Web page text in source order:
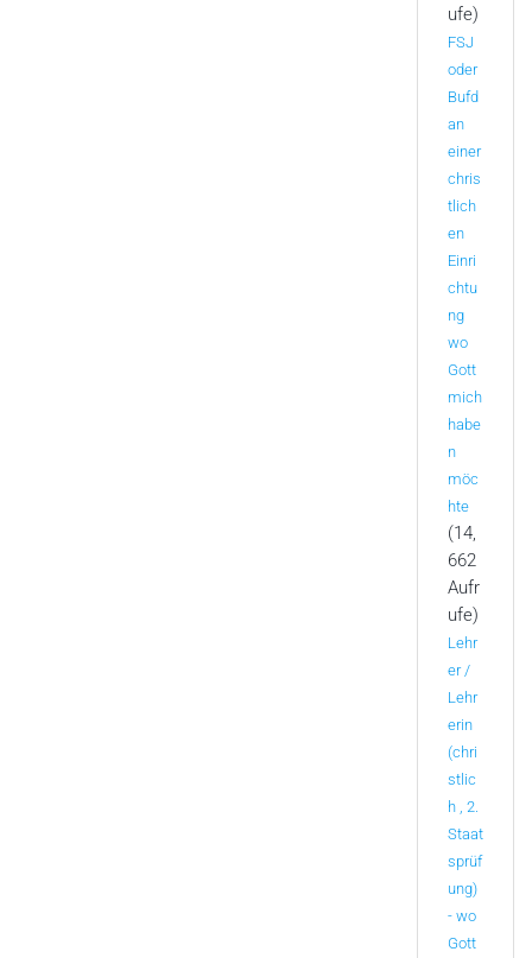
ufe)
FSJ
oder
Bufd
an
einer
chris
tlich
en
Einri
chtu
ng
wo
Gott
mich
habe
n
möc
hte
(14,
662
Aufr
ufe)
Lehr
er /
Lehr
erin
(chri
stlic
h , 2.
Staat
sprüf
ung)
- wo
Gott